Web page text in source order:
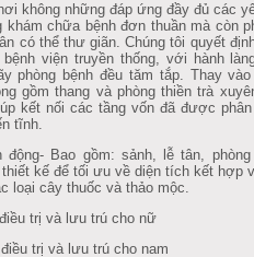
không những đáp ứng đầy đủ các
khám chữa bệnh đơn thuần mà còn
có thể thư giãn. Chúng tôi quyết
viện truyền thống, với hành
phòng bệnh đều tăm tắp. Thay
gồm thang và phòng thiền trà
kết nối các tầng vốn đã được
tĩnh.
động- Bao gồm: sảnh, lễ tân,
kế để tối ưu về diện tích kết hợp
loại cây thuốc và thảo mộc.
trị và lưu trú cho nữ
trị và lưu trú cho nam